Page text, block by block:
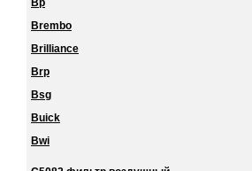
Bp
Brembo
Brilliance
Brp
Bsg
Buick
Bwi